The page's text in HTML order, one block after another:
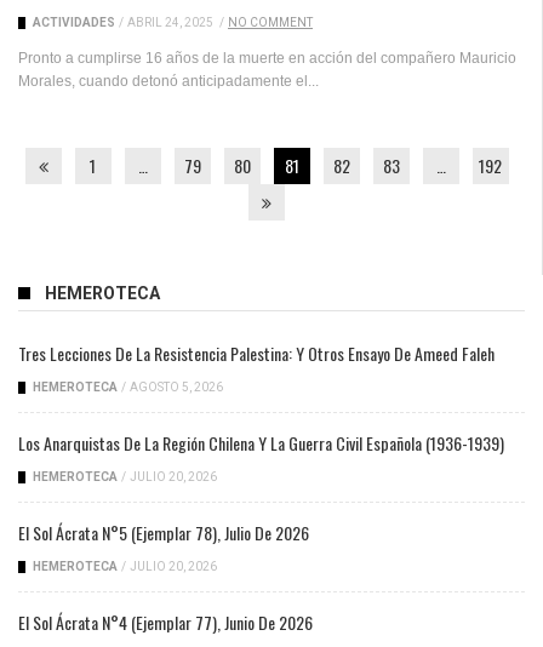
ACTIVIDADES / ABRIL 24, 2025 / NO COMMENT
Pronto a cumplirse 16 años de la muerte en acción del compañero Mauricio
Morales, cuando detonó anticipadamente el...
1 79 80 81 82 83 192
HEMEROTECA
Tres Lecciones De La Resistencia Palestina: Y Otros Ensayo De Ameed Faleh
HEMEROTECA / AGOSTO 5, 2026
Los Anarquistas De La Región Chilena Y La Guerra Civil Española (1936-1939)
HEMEROTECA / JULIO 20, 2026
El Sol Ácrata N°5 (ejemplar 78), Julio De 2026
HEMEROTECA / JULIO 20, 2026
El Sol Ácrata N°4 (ejemplar 77), Junio De 2026